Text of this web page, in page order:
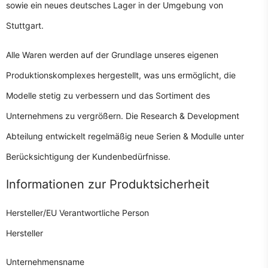
sowie ein neues deutsches Lager in der Umgebung von
Stuttgart.
Alle Waren werden auf der Grundlage unseres eigenen
Produktionskomplexes hergestellt, was uns ermöglicht, die
Modelle stetig zu verbessern und das Sortiment des
Unternehmens zu vergrößern. Die Research & Development
Abteilung entwickelt regelmäßig neue Serien & Modulle unter
Berücksichtigung der Kundenbedürfnisse.
Informationen zur Produktsicherheit
Hersteller/EU Verantwortliche Person
Hersteller
Unternehmensname